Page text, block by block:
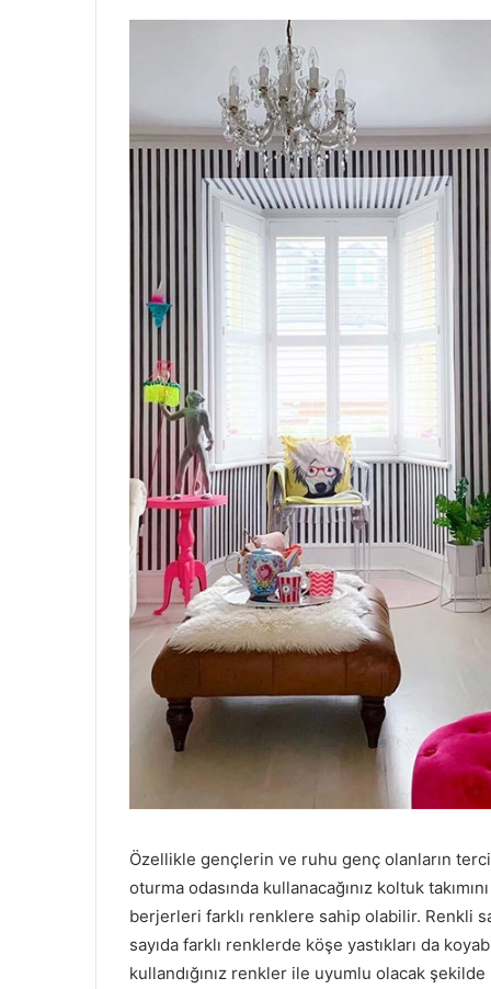
Özellikle gençlerin ve ruhu genç olanların
oturma odasında kullanacağınız koltuk
berjerleri farklı renklere sahip olabilir. Renkli
sayıda farklı renklerde köşe yastıkları da
kullandığınız renkler ile uyumlu olacak